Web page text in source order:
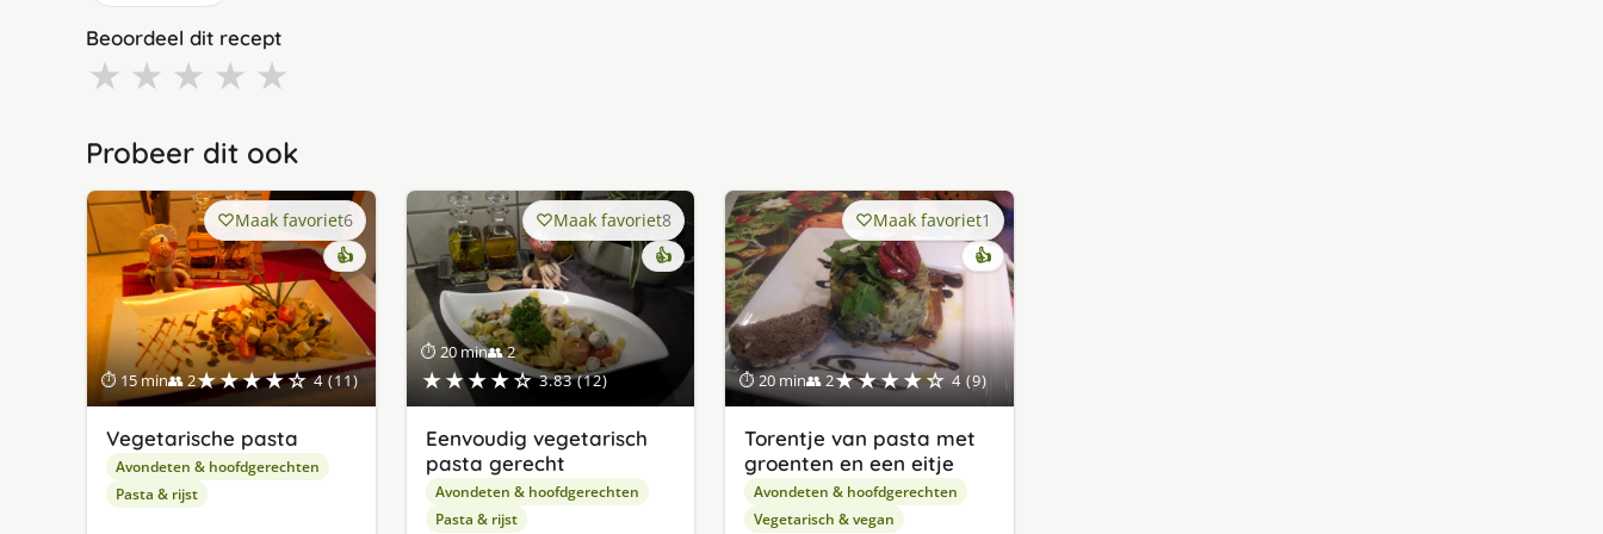
Beoordeel dit recept
★ ★ ★ ★ ★
Probeer dit ook
⏱ 15 min👥 2★★★★☆ 4 (11)
Maak favoriet6
👍
Vegetarische pasta
Avondeten & hoofdgerechten
Pasta & rijst
⏱ 20 min👥 2
★★★★☆ 3.83 (12)
Maak favoriet8
👍
Eenvoudig vegetarisch
pasta gerecht
Avondeten & hoofdgerechten
Pasta & rijst
⏱ 20 min👥 2★★★★☆ 4 (9)
Maak favoriet1
👍
Torentje van pasta met
groenten en een eitje
Avondeten & hoofdgerechten
Vegetarisch & vegan